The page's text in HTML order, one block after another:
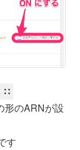
形のARNが設
す